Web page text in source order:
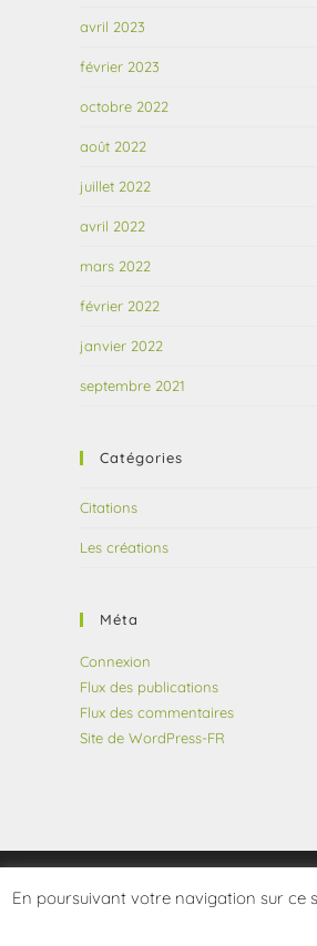
avril 2023
février 2023
octobre 2022
août 2022
juillet 2022
avril 2022
mars 2022
février 2022
janvier 2022
septembre 2021
Catégories
Citations
Les créations
Méta
Connexion
Flux des publications
Flux des commentaires
Site de WordPress-FR
Copyright 2026 - frangotier.fr - Site
En poursuivant votre navigation sur ce